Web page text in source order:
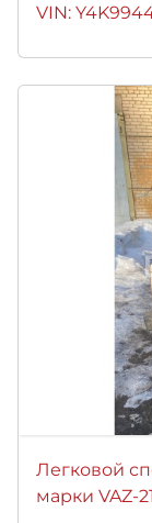
VIN:
Легковой
марки VAZ-